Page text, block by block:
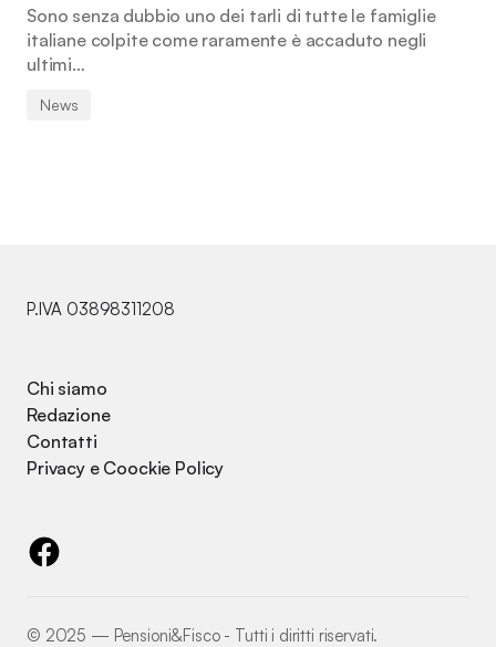
Sono senza dubbio uno dei tarli di tutte le famiglie
italiane colpite come raramente è accaduto negli
ultimi…
News
P.IVA 03898311208
Chi siamo
Redazione
Contatti
Privacy e Coockie Policy
©️ 2025 — Pensioni&Fisco - Tutti i diritti riservati.